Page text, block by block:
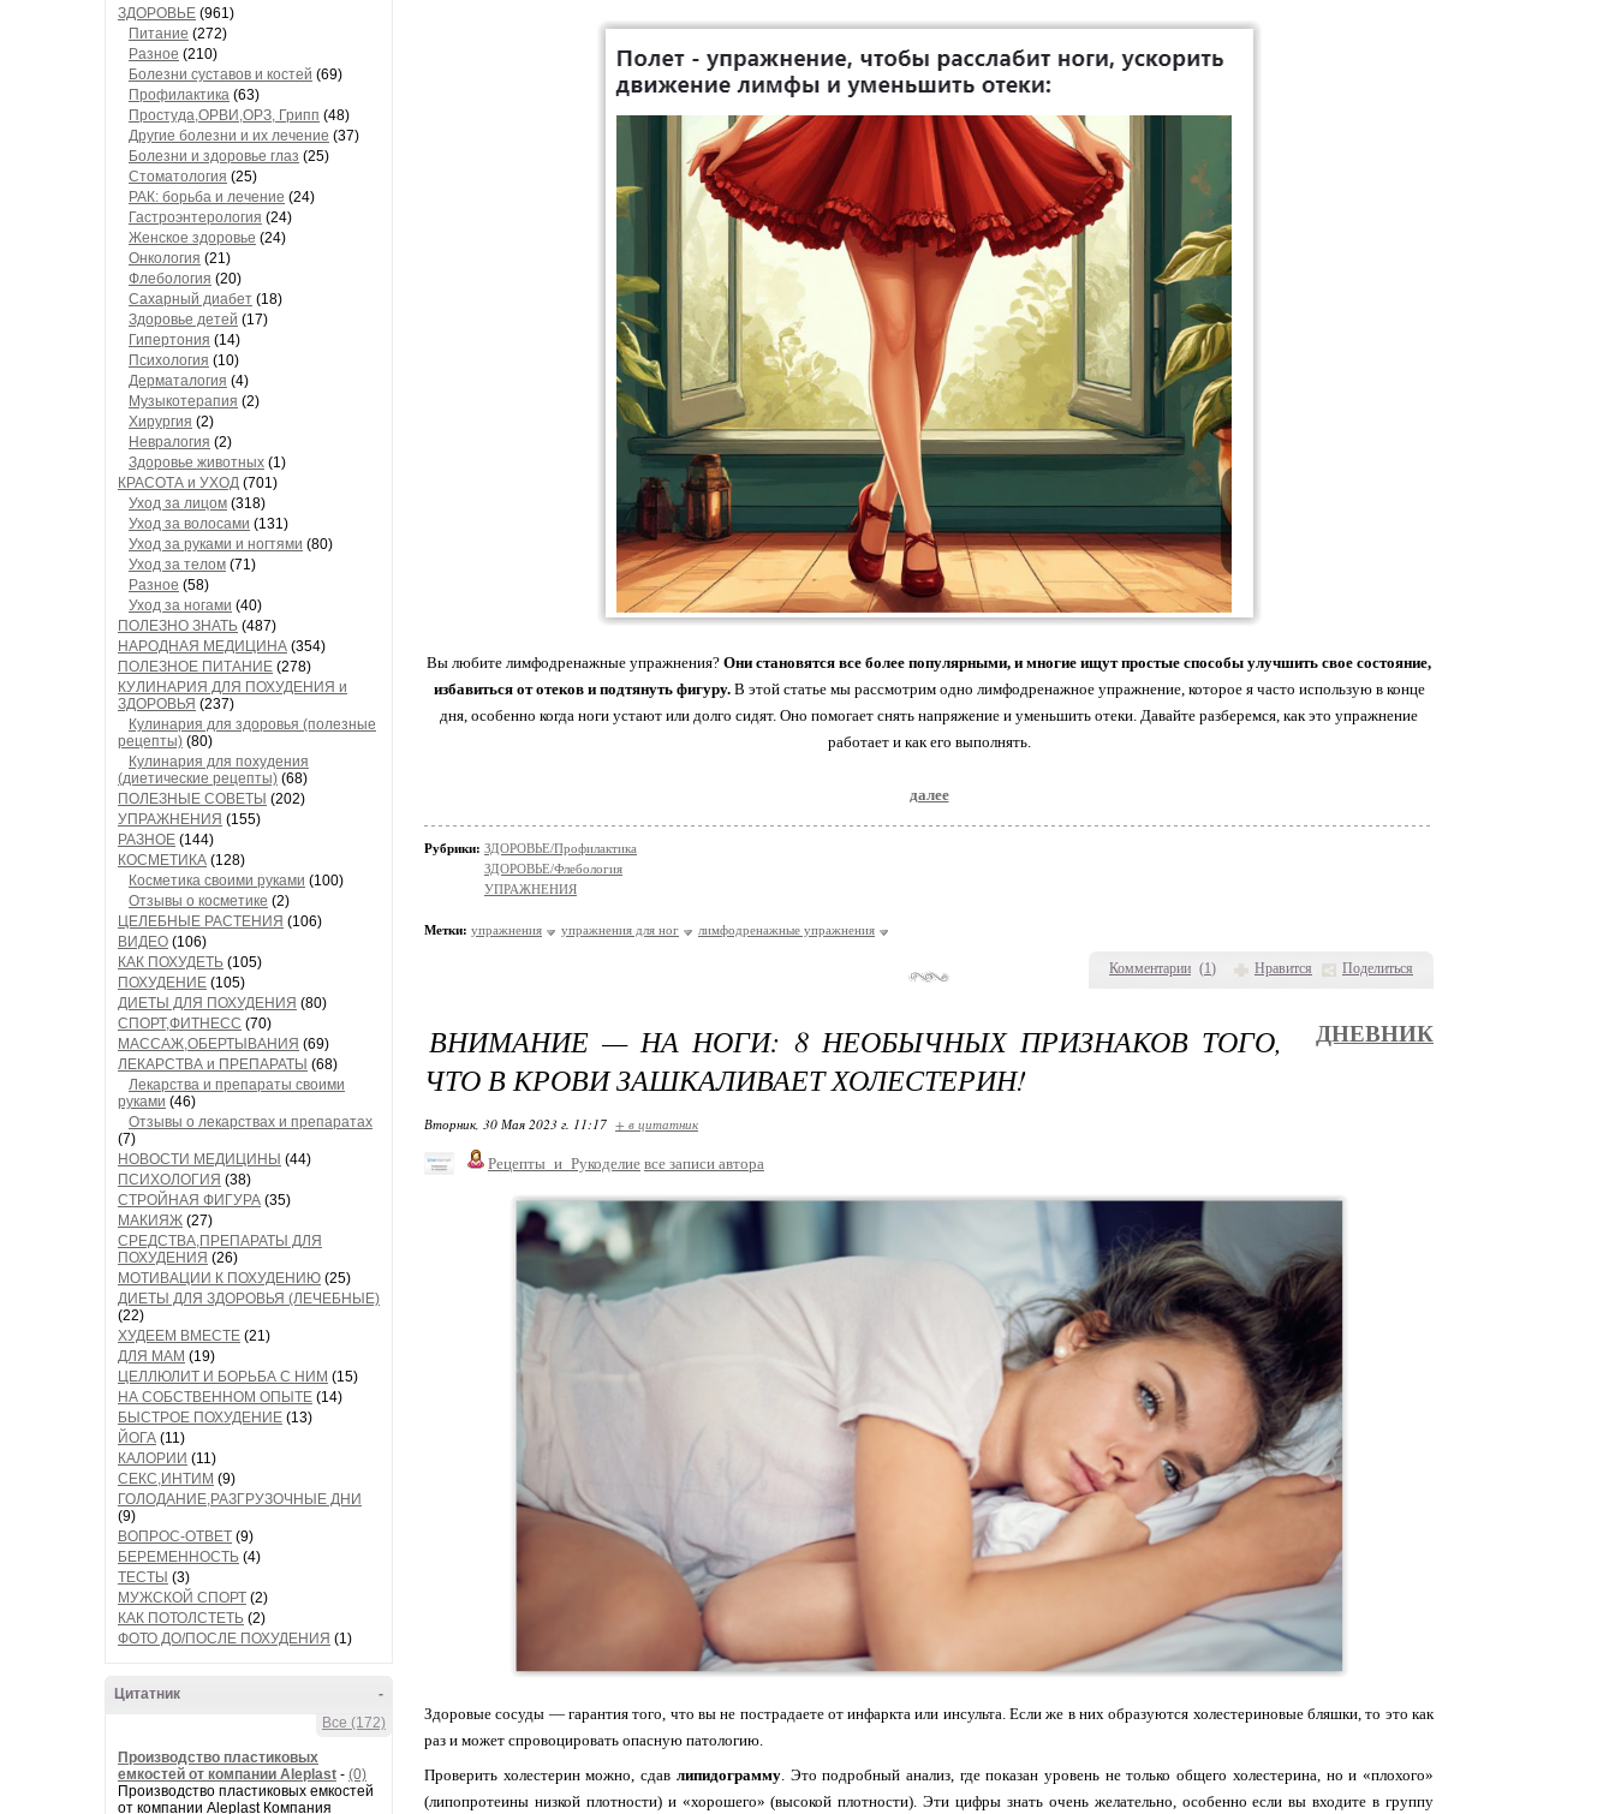
ЗДОРОВЬЕ (961)
Питание (272)
Разное (210)
Болезни суставов и костей (69)
Профилактика (63)
Простуда,ОРВИ,ОРЗ, Грипп (48)
Другие болезни и их лечение (37)
Болезни и здоровье глаз (25)
Стоматология (25)
РАК: борьба и лечение (24)
Гастроэнтерология (24)
Женское здоровье (24)
Онкология (21)
Флебология (20)
Сахарный диабет (18)
Здоровье детей (17)
Гипертония (14)
Психология (10)
Дерматалогия (4)
Музыкотерапия (2)
Хирургия (2)
Невралогия (2)
Здоровье животных (1)
КРАСОТА и УХОД (701)
Уход за лицом (318)
Уход за волосами (131)
Уход за руками и ногтями (80)
Уход за телом (71)
Разное (58)
Уход за ногами (40)
ПОЛЕЗНО ЗНАТЬ (487)
НАРОДНАЯ МЕДИЦИНА (354)
ПОЛЕЗНОЕ ПИТАНИЕ (278)
КУЛИНАРИЯ ДЛЯ ПОХУДЕНИЯ и
ЗДОРОВЬЯ (237)
Кулинария для здоровья (полезные
рецепты) (80)
Кулинария для похудения
(диетические рецепты) (68)
ПОЛЕЗНЫЕ СОВЕТЫ (202)
УПРАЖНЕНИЯ (155)
РАЗНОЕ (144)
КОСМЕТИКА (128)
Косметика своими руками (100)
Отзывы о косметике (2)
ЦЕЛЕБНЫЕ РАСТЕНИЯ (106)
ВИДЕО (106)
КАК ПОХУДЕТЬ (105)
ПОХУДЕНИЕ (105)
ДИЕТЫ ДЛЯ ПОХУДЕНИЯ (80)
СПОРТ,ФИТНЕСС (70)
МАССАЖ,ОБЕРТЫВАНИЯ (69)
ЛЕКАРСТВА и ПРЕПАРАТЫ (68)
Лекарства и препараты своими
руками (46)
Отзывы о лекарствах и препаратах
(7)
НОВОСТИ МЕДИЦИНЫ (44)
ПСИХОЛОГИЯ (38)
СТРОЙНАЯ ФИГУРА (35)
МАКИЯЖ (27)
СРЕДСТВА,ПРЕПАРАТЫ ДЛЯ
ПОХУДЕНИЯ (26)
МОТИВАЦИИ К ПОХУДЕНИЮ (25)
ДИЕТЫ ДЛЯ ЗДОРОВЬЯ (ЛЕЧЕБНЫЕ)
(22)
ХУДЕЕМ ВМЕСТЕ (21)
ДЛЯ МАМ (19)
ЦЕЛЛЮЛИТ И БОРЬБА С НИМ (15)
НА СОБСТВЕННОМ ОПЫТЕ (14)
БЫСТРОЕ ПОХУДЕНИЕ (13)
ЙОГА (11)
КАЛОРИИ (11)
СЕКС,ИНТИМ (9)
ГОЛОДАНИЕ,РАЗГРУЗОЧНЫЕ ДНИ
(9)
ВОПРОС-ОТВЕТ (9)
БЕРЕМЕННОСТЬ (4)
ТЕСТЫ (3)
МУЖСКОЙ СПОРТ (2)
КАК ПОТОЛСТЕТЬ (2)
ФОТО ДО/ПОСЛЕ ПОХУДЕНИЯ (1)
-
Цитатник
Все (172)
Производство пластиковых
емкостей от компании Aleplast - (0)
Производство пластиковых емкостей
от компании Aleplast Компания
Комментарии (1) Нравится Поделиться
Вы любите лимфодренажные упражнения? Они становятся все более популярными, и многие ищут простые способы улучшить свое состояние,
избавиться от отеков и подтянуть фигуру.В этой статье мы рассмотрим одно лимфодренажное упражнение, которое я часто использую в конце
дня, особенно когда ноги устают или долго сидят. Оно помогает снять напряжение и уменьшить отеки. Давайте разберемся, как это упражнение
работает и как его выполнять.
далее
Рубрики: ЗДОРОВЬЕ/Профилактика
ЗДОРОВЬЕ/Флебология
УПРАЖНЕНИЯ
Метки: упражнения упражнения для ног лимфодренажные упражнения
ВНИМАНИЕ — НА НОГИ: 8 НЕОБЫЧНЫХ ПРИЗНАКОВ ТОГО,
ЧТО В КРОВИ ЗАШКАЛИВАЕТ ХОЛЕСТЕРИН!
ДНЕВНИК
Вторник, 30 Мая 2023 г. 11:17 + в цитатник
Рецепты_и_Рукоделие все записи автора
Здоровые сосуды — гарантия того, что вы не пострадаете от инфаркта или инсульта. Если же в них образуются холестериновые бляшки, то это как
раз и может спровоцировать опасную патологию.
Проверить холестерин можно, сдав липидограмму. Это подробный анализ, где показан уровень не только общего холестерина, но и «плохого»
(липопротеины низкой плотности) и «хорошего» (высокой плотности). Эти цифры знать очень желательно, особенно если вы входите в группу